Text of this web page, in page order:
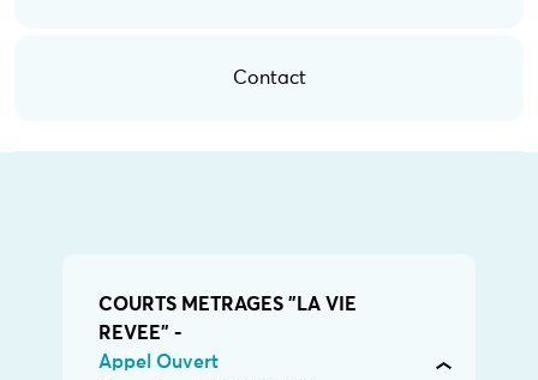
Contact
COURTS METRAGES "LA VIE
REVEE" -
Appel Ouvert